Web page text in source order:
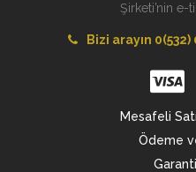
Şirketi’nin e-
Bizi arayın
Mesafeli
Ödeme